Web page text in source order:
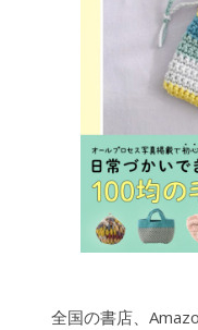
全国の書店、